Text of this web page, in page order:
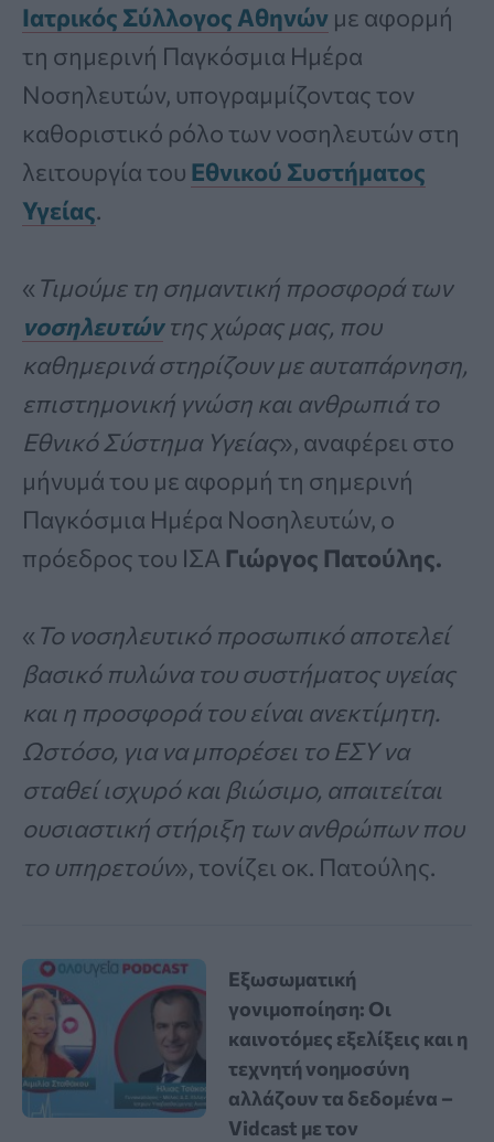
Ιατρικός Σύλλογος Αθηνών με αφορμή
τη σημερινή Παγκόσμια Ημέρα
Νοσηλευτών, υπογραμμίζοντας τον
καθοριστικό ρόλο των νοσηλευτών στη
λειτουργία του Εθνικού Συστήματος
Υγείας.
« Τιμούμε τη σημαντική προσφορά των
νοσηλευτών της χώρας μας, που
καθημερινά στηρίζουν με αυταπάρνηση,
επιστημονική γνώση και ανθρωπιά το
Εθνικό Σύστημα Υγείας», αναφέρει στο
μήνυμά του με αφορμή τη σημερινή
Παγκόσμια Ημέρα Νοσηλευτών, ο
πρόεδρος του ΙΣΑ Γιώργος Πατούλης.
« Το νοσηλευτικό προσωπικό αποτελεί
βασικό πυλώνα του συστήματος υγείας
και η προσφορά του είναι ανεκτίμητη.
Ωστόσο, για να μπορέσει το ΕΣΥ να
σταθεί ισχυρό και βιώσιμο, απαιτείται
ουσιαστική στήριξη των ανθρώπων που
το υπηρετούν», τονίζει οκ. Πατούλης.
Εξωσωματική
γονιμοποίηση: Οι
καινοτόμες εξελίξεις και η
τεχνητή νοημοσύνη
αλλάζουν τα δεδομένα –
Vidcast με τον